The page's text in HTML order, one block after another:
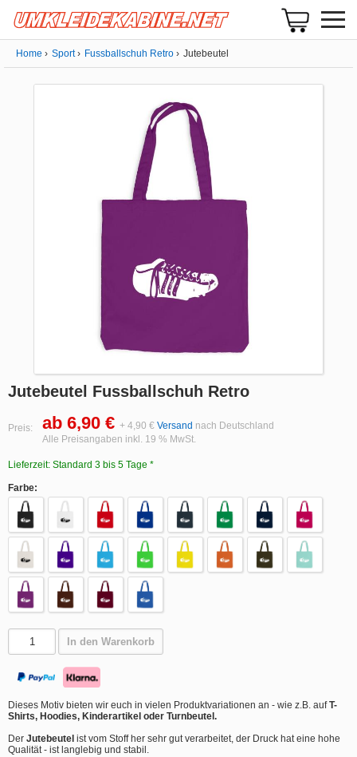
Home Sport Fussballschuh Retro Jutebeutel
Jutebeutel Fussballschuh Retro
Preis: ab 6,90 € + 4,90 € Versand nach Deutschland
Alle Preisangaben inkl. 19 % MwSt.
Lieferzeit: Standard 3 bis 5 Tage *
Farbe:
In den Warenkorb
Dieses Motiv bieten wir euch in vielen Produktvariationen an - wie z.B. aufT-
Shirts, Hoodies, Kinderartikel oder Turnbeutel.
Der Jutebeutel ist vom Stoff her sehr gut verarbeitet, der Druck hat eine hohe
Qualität - ist langlebig und stabil.